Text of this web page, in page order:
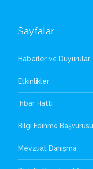
Sayfalar
Haberler ve Duyurular
Etkinlikler
İhbar Hattı
Bilgi Edinme Başvurusu
Mevzuat Danışma